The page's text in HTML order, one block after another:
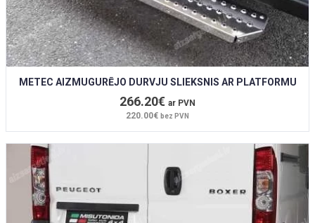
METEC AIZMUGURĒJO DURVJU SLIEKSNIS AR PLATFORMU
266.20€ ar PVN
220.00€ bez PVN